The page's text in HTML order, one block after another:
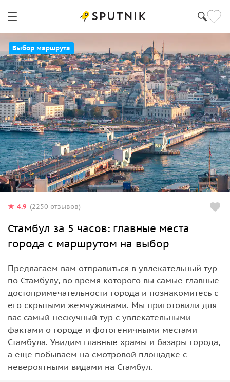
Выбор маршрута
4.9 (2250 отзывов)
Стамбул за 5 часов: главные места
города с маршрутом на выбор
Предлагаем вам отправиться в увлекательный тур
по Стамбулу, во время которого вы самые главные
достопримечательности города и познакомитесь с
его скрытыми жемчужинами. Мы приготовили для
вас самый нескучный тур с увлекательными
фактами о городе и фотогеничными местами
Стамбула. Увидим главные храмы и базары города,
а еще побываем на смотровой площадке с
невероятными видами на Стамбул.